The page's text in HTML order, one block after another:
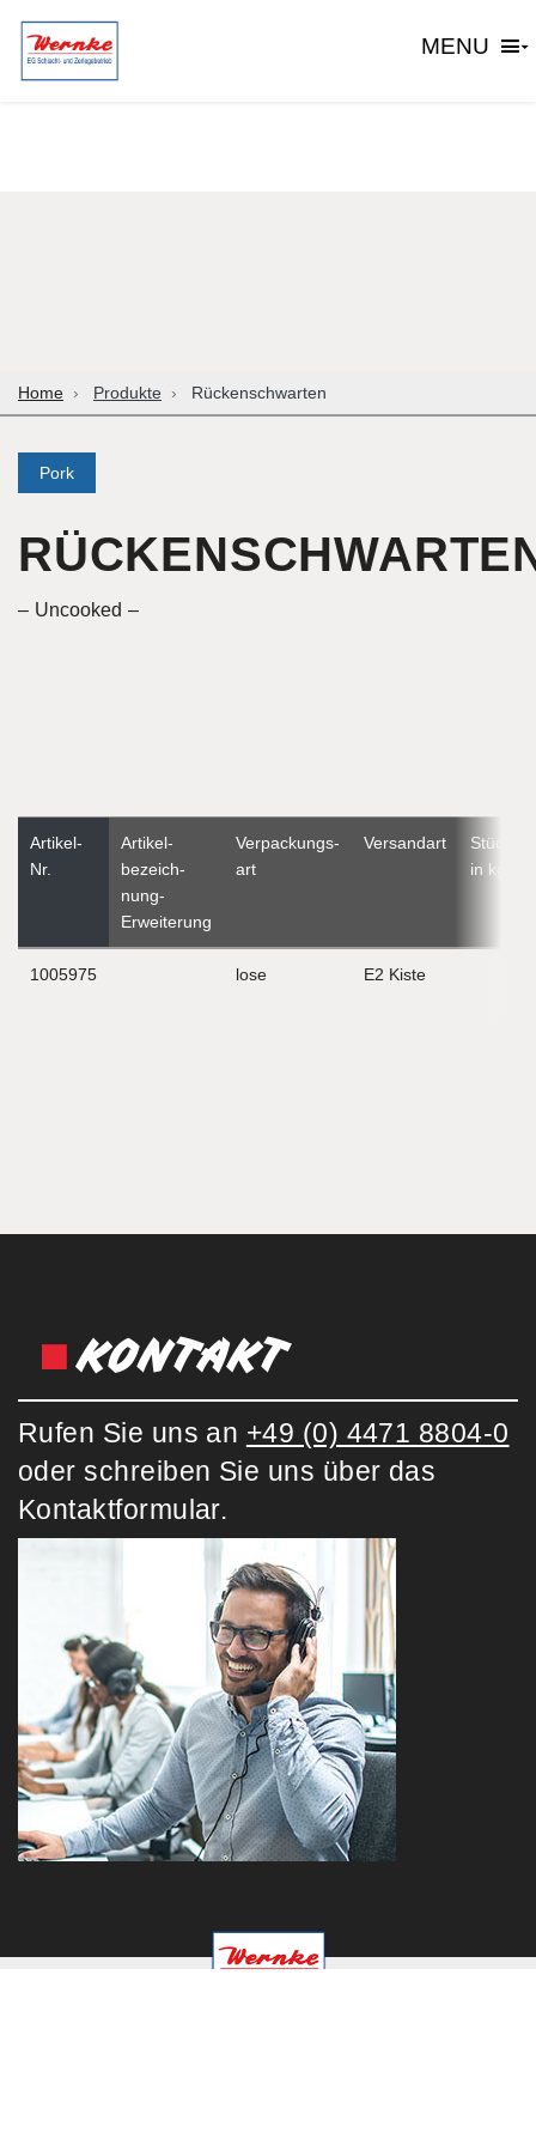
MENU
Home Produkte Rückenschwarten
Pork
Uncooked
Artikel-
Nr.
Artikel­
bezeich­
nung-
Erweiterung
Verpackungs­
art
Versandart
in kg
1005975 lose E2 Kiste
KONTAKT
Rufen Sie uns an +49 (0) 4471 8804-0
oder schreiben Sie uns über das
Kontaktformular.